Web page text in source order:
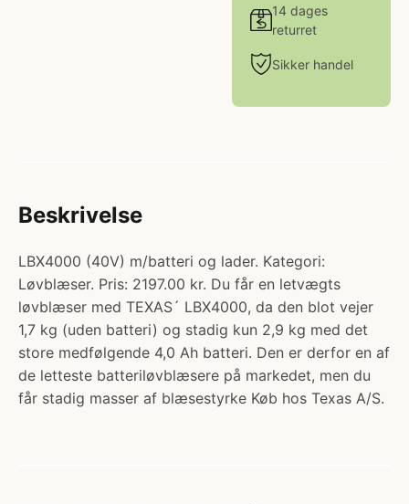
14 dages
returret
Sikker handel
Beskrivelse
LBX4000 (40V) m/batteri og lader. Kategori:
Løvblæser. Pris: 2197.00 kr. Du får en letvægts
løvblæser med TEXAS´ LBX4000, da den blot vejer
1,7 kg (uden batteri) og stadig kun 2,9 kg med det
store medfølgende 4,0 Ah batteri. Den er derfor en af
de letteste batteriløvblæsere på markedet, men du
får stadig masser af blæsestyrke Køb hos Texas A/S.